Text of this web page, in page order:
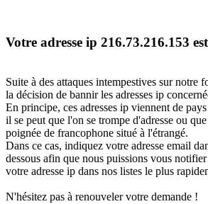
Votre adresse ip 216.73.216.153
Suite à des attaques intempestives sur notre
la décision de bannir les adresses ip
En principe, ces adresses ip viennent de
il se peut que l'on se trompe d'adresse ou
poignée de francophone situé à l'étrangé.
Dans ce cas, indiquez votre adresse email
dessous afin que nous puissions vous
votre adresse ip dans nos listes le plus
N'hésitez pas à renouveler votre demande !